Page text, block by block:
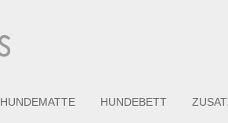
HUNDEMATTE HUNDEBETT